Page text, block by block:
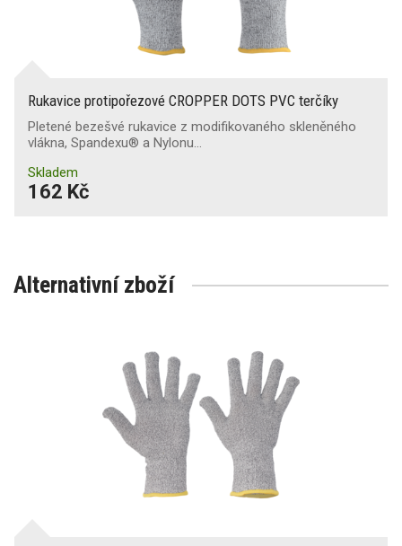
Rukavice protipořezové CROPPER DOTS PVC terčíky
Pletené bezešvé rukavice z modifikovaného skleněného
vlákna, Spandexu® a Nylonu…
Skladem
162 Kč
Alternativní zboží